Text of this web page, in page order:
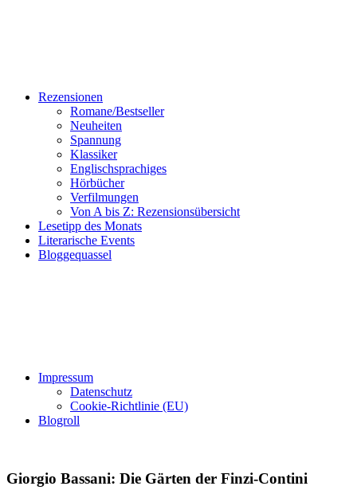
Rezensionen
Romane/Bestseller
Neuheiten
Spannung
Klassiker
Englischsprachiges
Hörbücher
Verfilmungen
Von A bis Z: Rezensionsübersicht
Lesetipp des Monats
Literarische Events
Bloggequassel
Impressum
Datenschutz
Cookie-Richtlinie (EU)
Blogroll
Giorgio Bassani: Die Gärten der Finzi-Contini